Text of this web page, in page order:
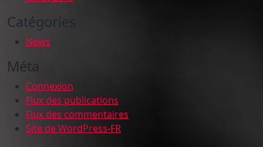
Catégories
News
Méta
Connexion
Flux des publications
Flux des commentaires
Site de WordPress-FR